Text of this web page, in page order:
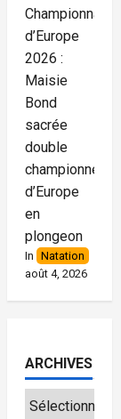
Championnats
d’Europe
2026 :
Maisie
Bond
sacrée
double
championne
d’Europe
en
plongeon
In Natation
août 4, 2026
ARCHIVES